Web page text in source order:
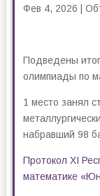
Фев 4, 2026
Подведены
олимпиады по
1 место занял
набравший 98
Протокол XI
математике